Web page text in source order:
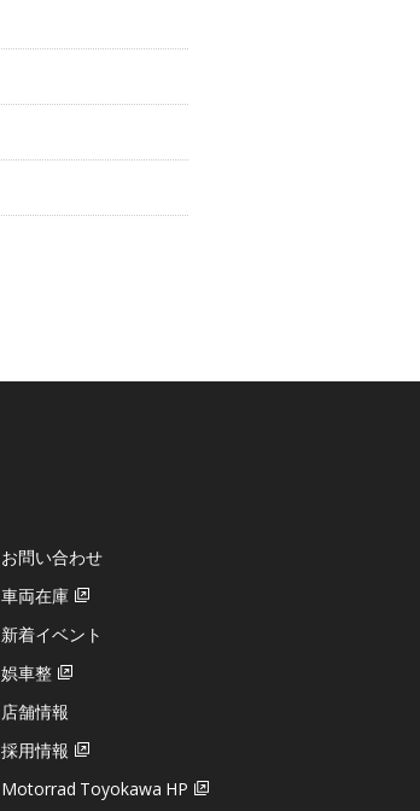
お問い合わせ
車両在庫
新着イベント
娯車整
店舗情報
採用情報
Motorrad Toyokawa HP